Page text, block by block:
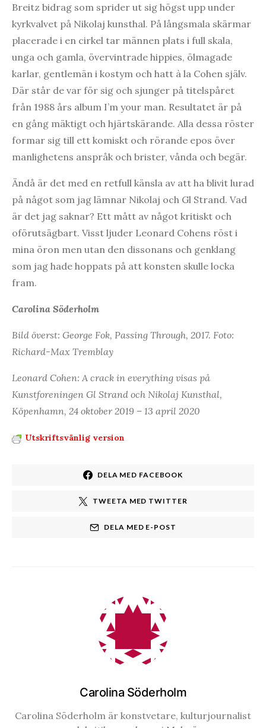
Breitz bidrag som sprider ut sig högst upp under
kyrkvalvet på Nikolaj kunsthal. På långsmala skärmar
placerade i en cirkel tar männen plats i full skala,
unga och gamla, övervintrade hippies, ölmagade
karlar, gentlemän i kostym och hatt à la Cohen själv.
Där står de var för sig och sjunger på titelspåret
från 1988 års album I’m your man. Resultatet är på
en gång mäktigt och hjärtskärande. Alla dessa röster
formar sig till ett komiskt och rörande epos över
manlighetens anspråk och brister, vånda och begär.
Ändå är det med en retfull känsla av att ha blivit lurad
på något som jag lämnar Nikolaj och Gl Strand. Vad
är det jag saknar? Ett mått av något kritiskt och
oförutsägbart. Visst ljuder Leonard Cohens röst i
mina öron men utan den dissonans och genklang
som jag hade hoppats på att konsten skulle locka
fram.
Carolina Söderholm
Bild överst: George Fok, Passing Through, 2017. Foto:
Richard-Max Tremblay
Leonard Cohen: A crack in everything visas på
Kunstforeningen Gl Strand och Nikolaj Kunsthal,
Köpenhamn, 24 oktober 2019 – 13 april 2020
Utskriftsvänlig version
DELA MED FACEBOOK
TWEETA MED TWITTER
DELA MED E-POST
Carolina Söderholm
Carolina Söderholm är konstvetare, kulturjournalist